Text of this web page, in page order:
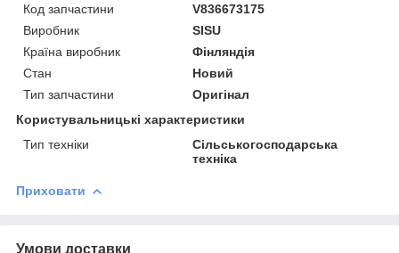
Код запчастини
V836673175
Виробник
SISU
Країна виробник
Фінляндія
Стан
Новий
Тип запчастини
Оригінал
Користувальницькі характеристики
Тип техніки
Сільськогосподарська
техніка
Приховати
Умови доставки